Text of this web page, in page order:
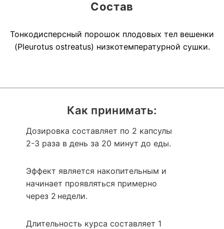
Как принимать:
Дозировка составляет по 2 капсулы
2-3 раза в день за 20 минут до еды.
Эффект является накопительным и
начинает проявляться примерно
через 2 недели.
Длительность курса составляет 1
Состав
Тонкодисперсный порошок плодовых тел вешенки
(Pleurotus ostreatus) низкотемпературной сушки.